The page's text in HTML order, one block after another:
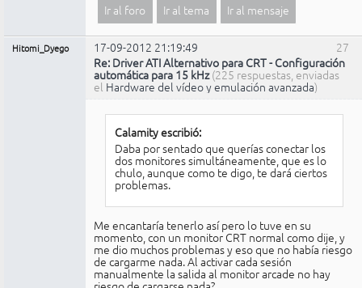
Ir al foro Ir al tema Ir al mensaje
27
Hitomi_Dyego
17-09-2012 21:19:49
Re: Driver ATI Alternativo para CRT - Configuración
automática para 15 kHz (225 respuestas, enviadas
el Hardware del vídeo y emulación avanzada)
Calamity escribió:
Daba por sentado que querías conectar los
dos monitores simultáneamente, que es lo
chulo, aunque como te digo, te dará ciertos
problemas.
Me encantaría tenerlo así pero lo tuve en su
momento, con un monitor CRT normal como dije, y
me dio muchos problemas y eso que no había riesgo
de cargarme nada. Al activar cada sesión
manualmente la salida al monitor arcade no hay